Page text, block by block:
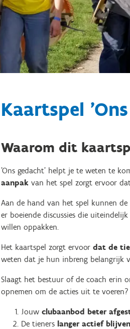
Kaartspel
Waarom dit
'Ons gedacht' helpt je te weten te
aanpak van het spel zorgt ervoor
Aan de hand van het spel kunnen
er boeiende discussies die
willen oppakken.
Het kaartspel zorgt ervoor dat de
weten dat je hun inbreng belangrijk
Slaagt het bestuur of de coach erin
opnemen om de acties uit te
Jouw clubaanbod beter
De tieners langer actief blijven